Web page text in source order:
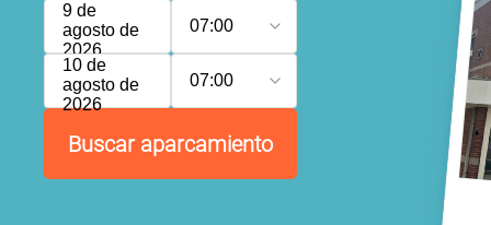
9 de
agosto de
2026
07:00
10 de
agosto de
2026
07:00
Buscar aparcamiento